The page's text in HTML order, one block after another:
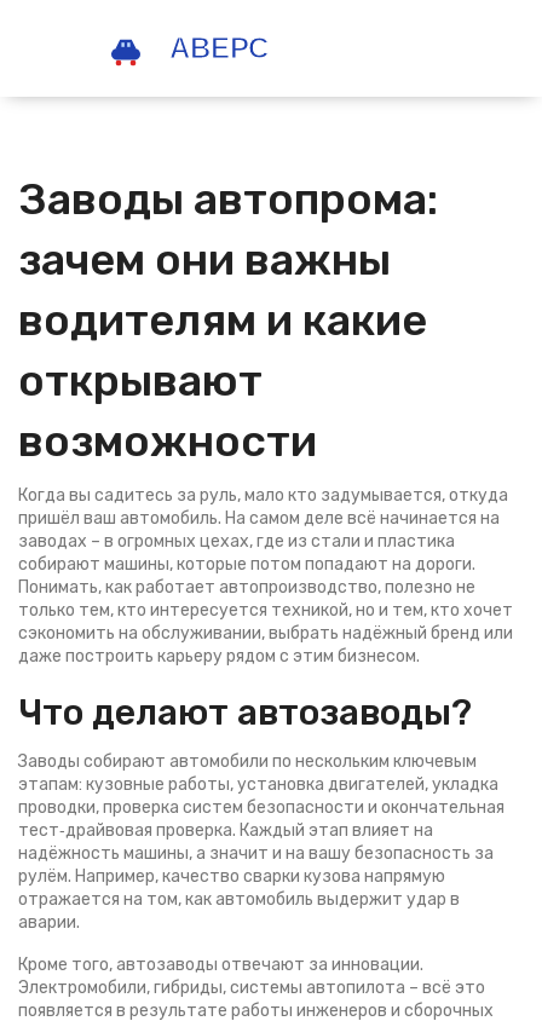
Заводы автопрома:
зачем они важны
водителям и какие
открывают
возможности
Когда вы садитесь за руль, мало кто задумывается, откуда
пришёл ваш автомобиль. На самом деле всё начинается на
заводах – в огромных цехах, где из стали и пластика
собирают машины, которые потом попадают на дороги.
Понимать, как работает автопроизводство, полезно не
только тем, кто интересуется техникой, но и тем, кто хочет
сэкономить на обслуживании, выбрать надёжный бренд или
даже построить карьеру рядом с этим бизнесом.
Что делают автозаводы?
Заводы собирают автомобили по нескольким ключевым
этапам: кузовные работы, установка двигателей, укладка
проводки, проверка систем безопасности и окончательная
тест‑драйвовая проверка. Каждый этап влияет на
надёжность машины, а значит и на вашу безопасность за
рулём. Например, качество сварки кузова напрямую
отражается на том, как автомобиль выдержит удар в
аварии.
Кроме того, автозаводы отвечают за инновации.
Электромобили, гибриды, системы автопилота – всё это
появляется в результате работы инженеров и сборочных